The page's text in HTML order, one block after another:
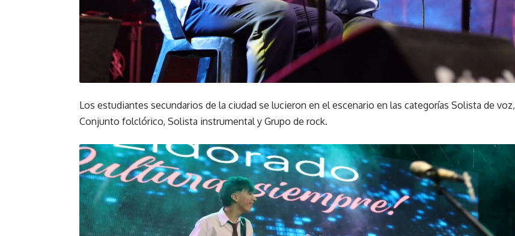
Los estudiantes secundarios de la ciudad se lucieron en el escenario en las categorías Solista de voz,
Conjunto folclórico, Solista instrumental y Grupo de rock.